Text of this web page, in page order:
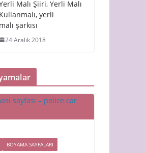
Malı Şiiri, Yerli Malı
Kullanmalı, yerli
malı şarkısı
24 Aralık 2018
BOYAMA SAYFALARI